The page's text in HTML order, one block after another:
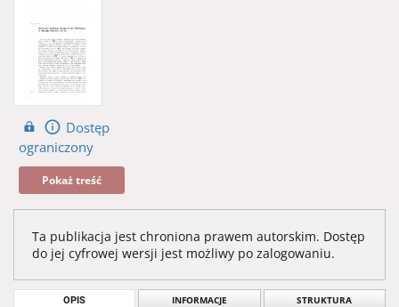
Dostęp
ograniczony
Pokaż treść
Ta publikacja jest chroniona prawem autorskim. Dostęp
do jej cyfrowej wersji jest możliwy po zalogowaniu.
OPIS INFORMACJE STRUKTURA